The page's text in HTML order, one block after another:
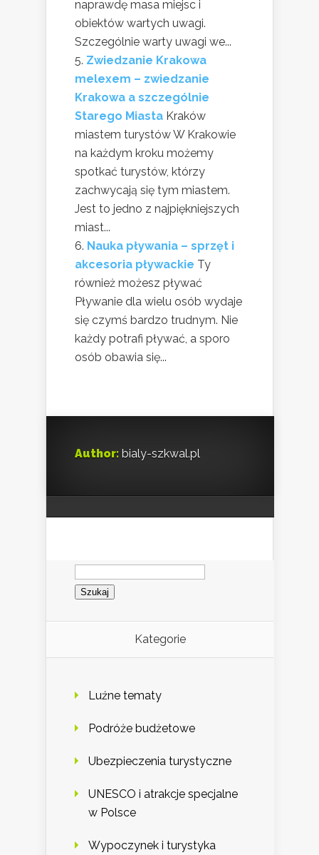
naprawdę masa miejsc i
obiektów wartych uwagi.
Szczególnie warty uwagi we...
Zwiedzanie Krakowa
melexem – zwiedzanie
Krakowa a szczególnie
Starego Miasta Kraków
miastem turystów W Krakowie
na każdym kroku możemy
spotkać turystów, którzy
zachwycają się tym miastem.
Jest to jedno z najpiękniejszych
miast...
Nauka pływania – sprzęt i
akcesoria pływackie Ty
również możesz pływać
Pływanie dla wielu osób wydaje
się czymś bardzo trudnym. Nie
każdy potrafi pływać, a sporo
osób obawia się...
Author: bialy-szkwal.pl
Szukaj:
Kategorie
Luźne tematy
Podróże budżetowe
Ubezpieczenia turystyczne
UNESCO i atrakcje specjalne
w Polsce
Wypoczynek i turystyka